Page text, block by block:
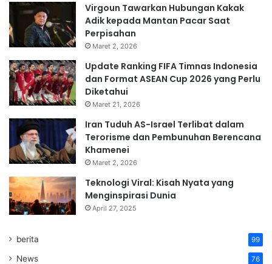
Virgoun Tawarkan Hubungan Kakak
Adik kepada Mantan Pacar Saat
Perpisahan
Maret 2, 2026
Update Ranking FIFA Timnas Indonesia
dan Format ASEAN Cup 2026 yang Perlu
Diketahui
Maret 21, 2026
Iran Tuduh AS-Israel Terlibat dalam
Terorisme dan Pembunuhan Berencana
Khamenei
Maret 2, 2026
Teknologi Viral: Kisah Nyata yang
Menginspirasi Dunia
April 27, 2025
berita 99
News 76